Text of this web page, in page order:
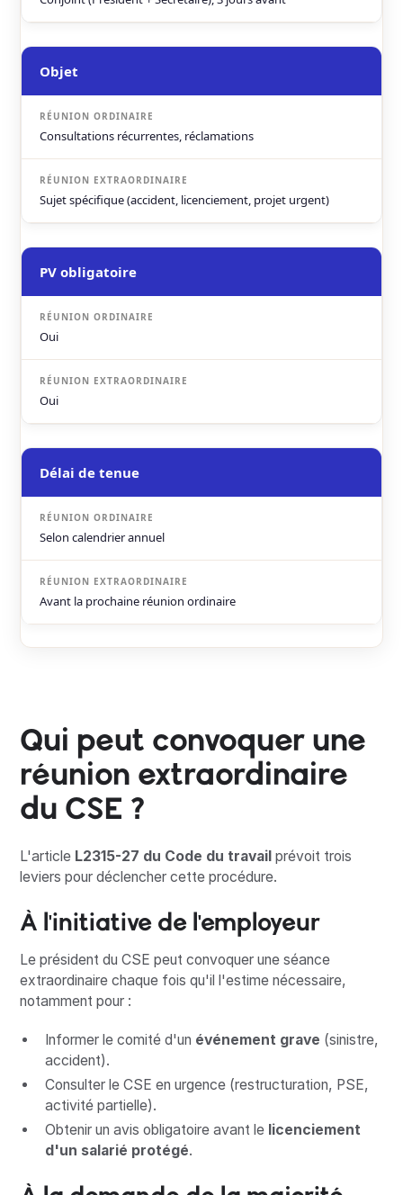
Objet
Consultations récurrentes, réclamations
Sujet spécifique (accident, licenciement, projet urgent)
PV obligatoire
Oui
Oui
Délai de tenue
Selon calendrier annuel
Avant la prochaine réunion ordinaire
Qui peut convoquer une
réunion extraordinaire
du CSE ?
L'article L2315-27 du Code du travail prévoit trois
leviers pour déclencher cette procédure.
À l'initiative de l'employeur
Le président du CSE peut convoquer une séance
extraordinaire chaque fois qu'il l'estime nécessaire,
notamment pour :
Informer le comité d'un événement grave (sinistre,
accident).
Consulter le CSE en urgence (restructuration, PSE,
activité partielle).
Obtenir un avis obligatoire avant le licenciement
d'un salarié protégé.